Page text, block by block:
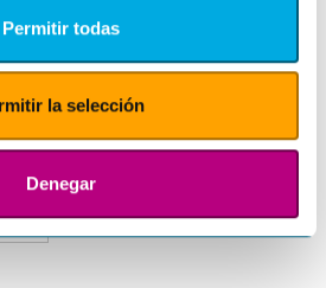
Permitir todas
la selección
Denegar